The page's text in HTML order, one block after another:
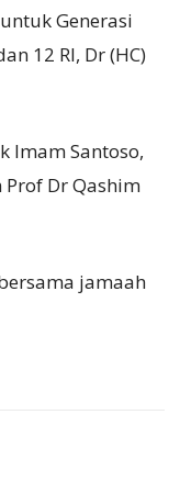
Generasi
12 RI, Dr (HC)
Imam Santoso,
Dr Qashim
jamaah